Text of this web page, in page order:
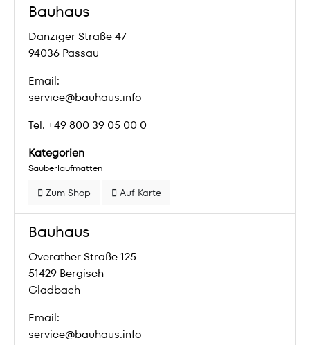
Bauhaus
Danziger Straße 47
94036 Passau
Email:
service@bauhaus.info
Tel. +49 800 39 05 00 0
Kategorien
Sauberlaufmatten
Zum Shop Auf Karte
Bauhaus
Overather Straße 125
51429 Bergisch
Gladbach
Email:
service@bauhaus.info